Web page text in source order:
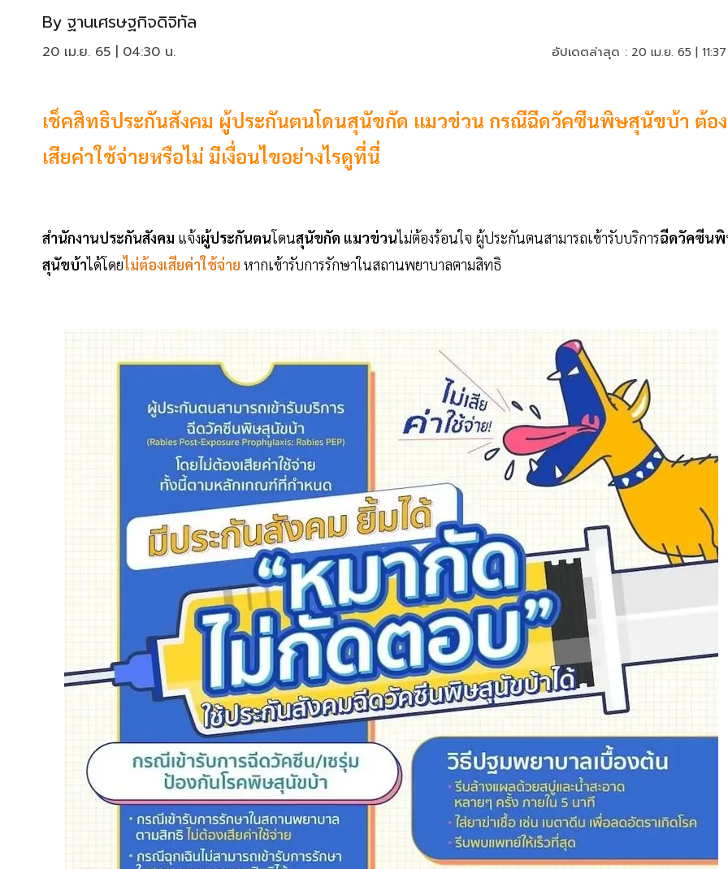
By ฐานเศรษฐกิจดิจิทัล
20 เม.ย. 65 | 04:30 น. อัปเดตล่าสุด : 20 เม.ย. 65 |
เช็คสิทธิประกันสังคม ผู้ประกันตนโดนสุนัขกัด แมวข่วน กรณีฉีดวัคซีนพิษสุนัขบ้า ต้อง
เสียค่าใช้จ่ายหรือไม่ มีเงื่อนไขอย่างไรดูที่นี่
สำนักงานประกันสังคม แจ้งผู้ประกันตนโดนสุนัขกัด แมวข่วนไม่ต้องร้อนใจ ผู้ประกันตนสามารถเข้ารับบริการฉีดวัคซีน
สุนัขบ้าได้โดยไม่ต้องเสียค่าใช้จ่าย หากเข้ารับการรักษาในสถานพยาบาลตามสิทธิ